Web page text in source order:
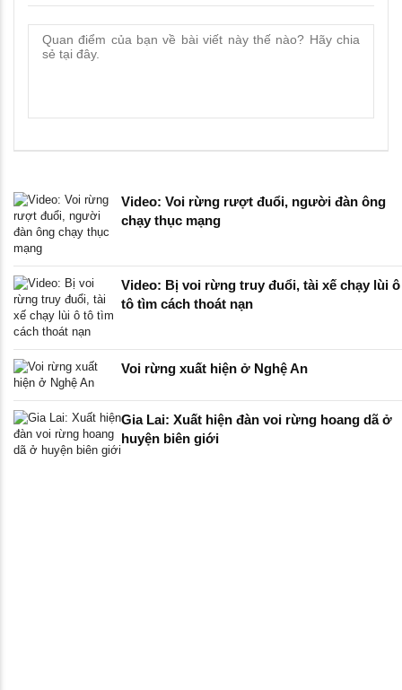
Video: Voi rừng rượt đuổi, người đàn ông
chạy thục mạng
Video: Bị voi rừng truy đuổi, tài xế chạy lùi ô
tô tìm cách thoát nạn
Voi rừng xuất hiện ở Nghệ An
Gia Lai: Xuất hiện đàn voi rừng hoang dã ở
huyện biên giới